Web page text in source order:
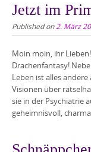
Jetzt im
Published on2. März
Moin moin, ihr
Drachenfantasy!
Leben ist alles
Visionen über
sie in der Psychiatrie
geheimnisvoll,